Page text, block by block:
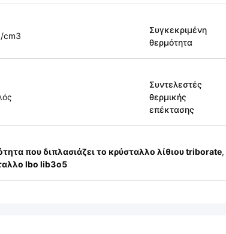
cm3
Συγκεκριμένη
θερμότητα
Συντελεστές
θερμικής
επέκτασης
που διπλασιάζει το κρύσταλλο λίθιου triborate,
lbo lib3o5